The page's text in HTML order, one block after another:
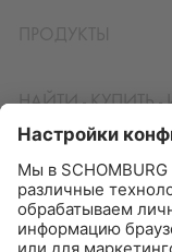
НАЙТИ - КУПИТЬ
© Schomburg.Импрессум|